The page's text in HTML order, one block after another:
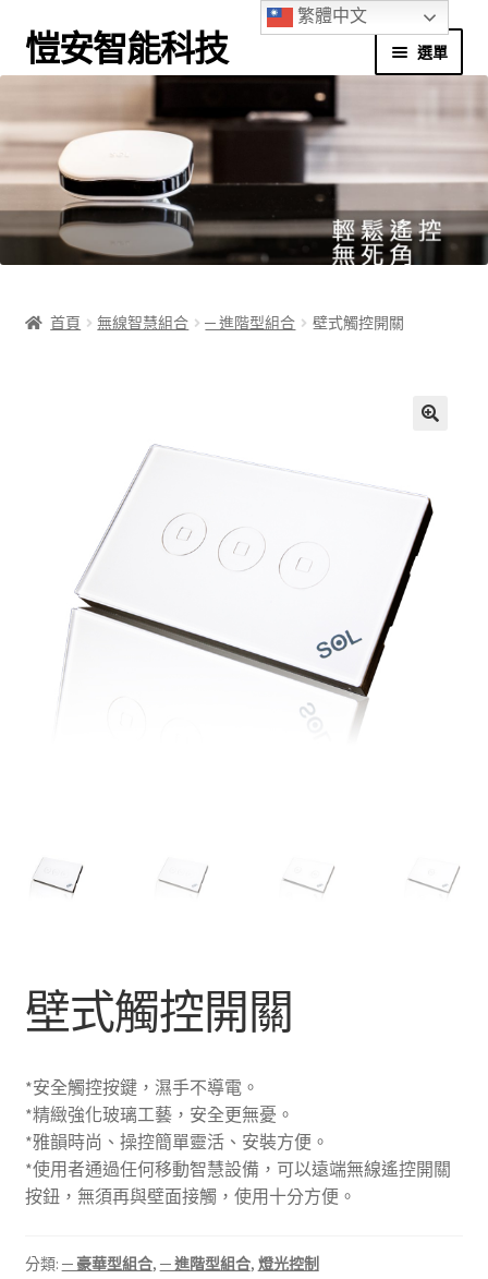
愷安智能科技 選單
別墅應用
商辦應用
實境體驗館
產品介紹
社區應用
聯繫我們
飯店應用
SOL智慧家庭介紹
品牌緣起
首頁 無線智慧組合 ─ 進階型組合 壁式觸控開關
壁式觸控開關
*安全觸控按鍵，濕手不導電。
*精緻強化玻璃工藝，安全更無憂。
*雅韻時尚、操控簡單靈活、安裝方便。
*使用者通過任何移動智慧設備，可以遠端無線遙控開關
按鈕，無須再與壁面接觸，使用十分方便。
分類: ─ 豪華型組合, ─ 進階型組合, 燈光控制
繁體中文